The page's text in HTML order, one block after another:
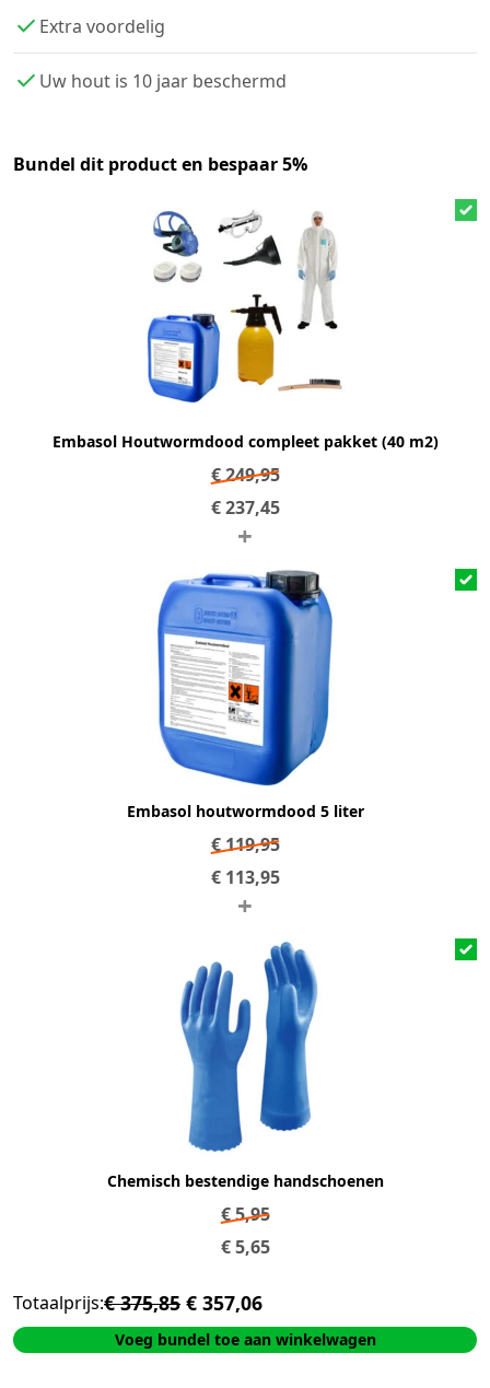
Extra voordelig
Uw hout is 10 jaar beschermd
Bundel dit product en bespaar 5%
Embasol Houtwormdood compleet pakket (40 m2)
€249,95
€237,45
+
Embasol houtwormdood 5 liter
€119,95
€113,95
+
Chemisch bestendige handschoenen
€5,95
€5,65
Totaalprijs:€ 375,85 € 357,06
Voeg bundel toe aan winkelwagen